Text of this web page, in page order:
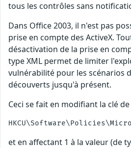
tous les contrôles sans
Dans Office 2003, il n'est pas
prise en compte des ActiveX.
désactivation de la prise en
type XML permet de limiter
vulnérabilité pour les scénarios
découverts jusqu'à présent.
Ceci se fait en modifiant la clé
et en affectant 1 à la valeur (de